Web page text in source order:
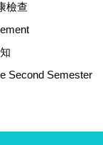
檢查
Second Semester